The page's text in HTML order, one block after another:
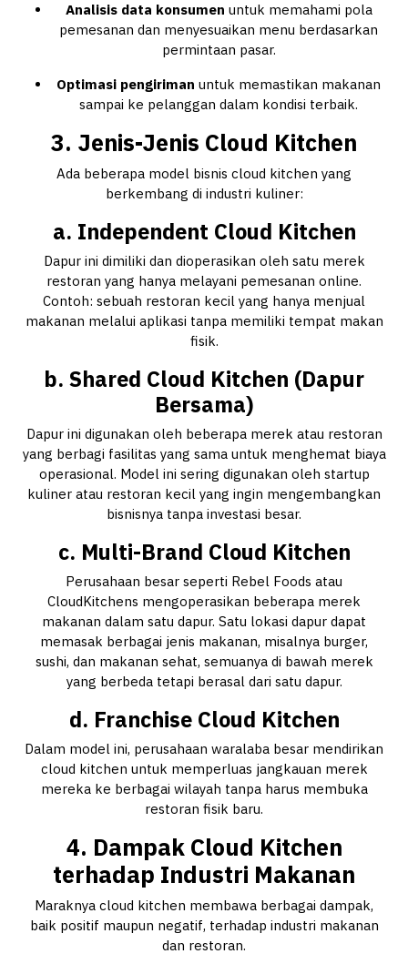
Analisis data konsumen untuk memahami pola
pemesanan dan menyesuaikan menu berdasarkan
permintaan pasar.
Optimasi pengiriman untuk memastikan makanan
sampai ke pelanggan dalam kondisi terbaik.
3. Jenis-Jenis Cloud Kitchen
Ada beberapa model bisnis cloud kitchen yang
berkembang di industri kuliner:
a. Independent Cloud Kitchen
Dapur ini dimiliki dan dioperasikan oleh satu merek
restoran yang hanya melayani pemesanan online.
Contoh: sebuah restoran kecil yang hanya menjual
makanan melalui aplikasi tanpa memiliki tempat makan
fisik.
b. Shared Cloud Kitchen (Dapur
Bersama)
Dapur ini digunakan oleh beberapa merek atau restoran
yang berbagi fasilitas yang sama untuk menghemat biaya
operasional. Model ini sering digunakan oleh startup
kuliner atau restoran kecil yang ingin mengembangkan
bisnisnya tanpa investasi besar.
c. Multi-Brand Cloud Kitchen
Perusahaan besar seperti Rebel Foods atau
CloudKitchens mengoperasikan beberapa merek
makanan dalam satu dapur. Satu lokasi dapur dapat
memasak berbagai jenis makanan, misalnya burger,
sushi, dan makanan sehat, semuanya di bawah merek
yang berbeda tetapi berasal dari satu dapur.
d. Franchise Cloud Kitchen
Dalam model ini, perusahaan waralaba besar mendirikan
cloud kitchen untuk memperluas jangkauan merek
mereka ke berbagai wilayah tanpa harus membuka
restoran fisik baru.
4. Dampak Cloud Kitchen
terhadap Industri Makanan
Maraknya cloud kitchen membawa berbagai dampak,
baik positif maupun negatif, terhadap industri makanan
dan restoran.